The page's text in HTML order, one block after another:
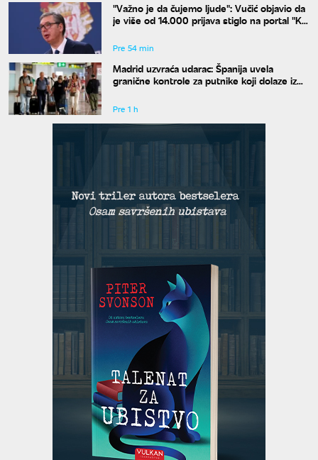
"Važno je da čujemo ljude": Vučić objavio da
je više od 14.000 prijava stiglo na portal "Ko
Pre 54 min
Madrid uzvraća udarac: Španija uvela
granične kontrole za putnike koji dolaze iz
Pre 1 h